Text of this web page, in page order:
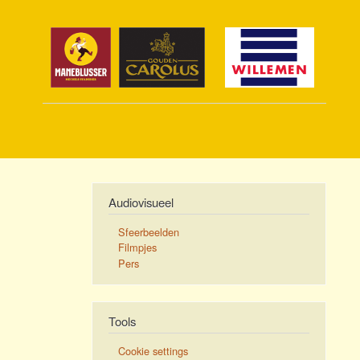
Audiovisueel
Sfeerbeelden
Filmpjes
Pers
Tools
Cookie settings